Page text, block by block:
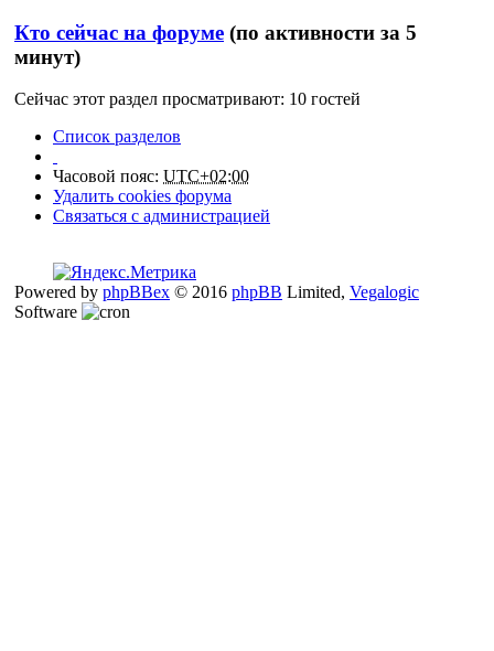
Кто сейчас на форуме (по активности за 5
минут)
Сейчас этот раздел просматривают: 10 гостей
Список разделов
Часовой пояс: UTC+02:00
Удалить cookies форума
Связаться с администрацией
Powered by phpBBex © 2016 phpBB Limited, Vegalogic
Software